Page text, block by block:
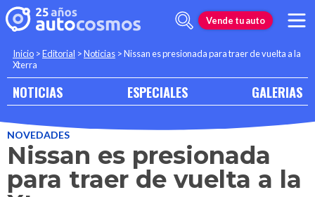
Vende tu auto
Inicio >Editorial >Noticias >Nissan es presionada para traer de vuelta a la
Xterra
NOTICIAS ESPECIALES GALERIAS
NOVEDADES
Nissan es presionada
para traer de vuelta a la